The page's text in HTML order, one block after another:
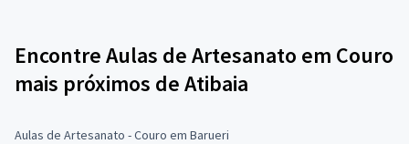
Encontre Aulas de Artesanato em Couro
mais próximos de Atibaia
Aulas de Artesanato - Couro em Barueri